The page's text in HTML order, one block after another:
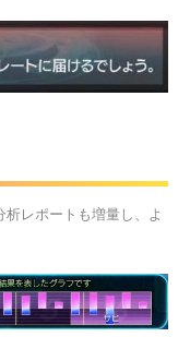
レポートも増量し、よ